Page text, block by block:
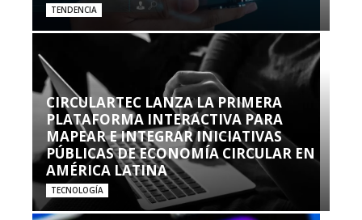
TENDENCIA
CIRCULARTEC LANZA LA PRIMERA
PLATAFORMA INTERACTIVA PARA
MAPEAR E INTEGRAR INICIATIVAS
PÚBLICAS DE ECONOMÍA CIRCULAR EN
AMÉRICA LATINA
TECNOLOGÍA